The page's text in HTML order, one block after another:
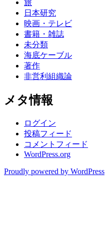
旅
日本研究
映画・テレビ
書籍・雑誌
未分類
海底ケーブル
著作
非営利組織論
メタ情報
ログイン
投稿フィード
コメントフィード
WordPress.org
Proudly powered by WordPress